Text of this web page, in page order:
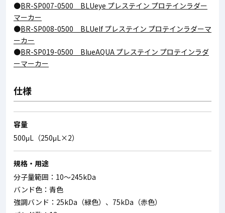
●BR-SP007-0500 BLUeye プレステイン プロテインラダー
マーカー
●BR-SP008-0500 BLUelf プレステイン プロテインラダーマ
ーカー
●BR-SP019-0500 BlueAQUA プレステイン プロテインラダ
ーマーカー
仕様
容量
500μL（250μL×2）
規格・用途
分子量範囲：10～245kDa
バンド色：青色
強調バンド：25kDa（緑色）、75kDa（赤色）